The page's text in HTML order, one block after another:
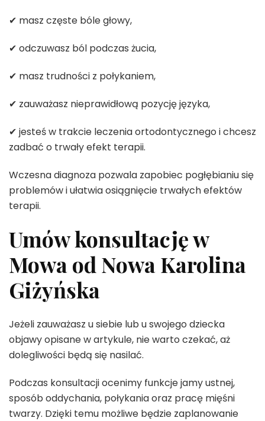
✔ masz częste bóle głowy,
✔ odczuwasz ból podczas żucia,
✔ masz trudności z połykaniem,
✔ zauważasz nieprawidłową pozycję języka,
✔ jesteś w trakcie leczenia ortodontycznego i chcesz
zadbać o trwały efekt terapii.
Wczesna diagnoza pozwala zapobiec pogłębianiu się
problemów i ułatwia osiągnięcie trwałych efektów
terapii.
Umów konsultację w
Mowa od Nowa Karolina
Giżyńska
Jeżeli zauważasz u siebie lub u swojego dziecka
objawy opisane w artykule, nie warto czekać, aż
dolegliwości będą się nasilać.
Podczas konsultacji ocenimy funkcje jamy ustnej,
sposób oddychania, połykania oraz pracę mięśni
twarzy. Dzięki temu możliwe będzie zaplanowanie